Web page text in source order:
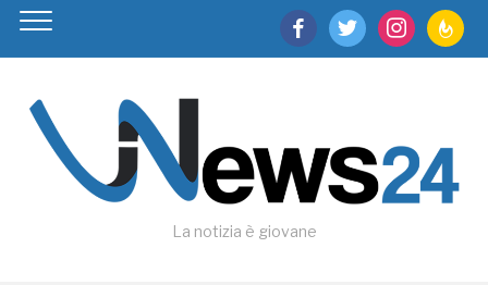
facebooktwitter instagram
La notizia è giovane